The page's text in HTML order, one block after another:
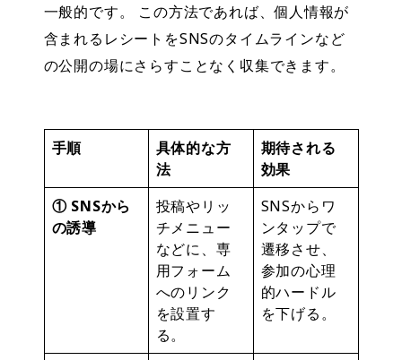
一般的です。 この方法であれば、個人情報が
含まれるレシートをSNSのタイムラインなど
の公開の場にさらすことなく収集できます。
手順
具体的な方
法
期待される
効果
① SNSから
の誘導
投稿やリッ
チメニュー
などに、専
用フォーム
へのリンク
を設置す
る。
SNSからワ
ンタップで
遷移させ、
参加の心理
的ハードル
を下げる。